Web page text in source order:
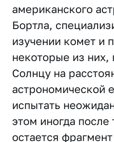
американского
Бортла,
изучении комет и
некоторые из них,
Солнцу на
астрономической
испытать
этом иногда после
остается